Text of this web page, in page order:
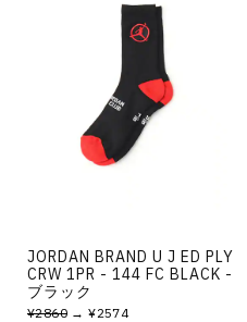
JORDAN BRAND U J ED PLY
CRW 1PR - 144 FC BLACK -
ブラック
¥2860 → ¥2574